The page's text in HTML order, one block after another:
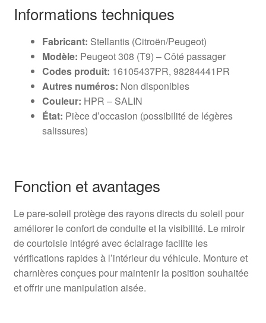
Informations techniques
Fabricant: Stellantis (Citroën/Peugeot)
Modèle: Peugeot 308 (T9) – Côté passager
Codes produit: 16105437PR, 98284441PR
Autres numéros: Non disponibles
Couleur: HPR – SALIN
État: Pièce d’occasion (possibilité de légères
salissures)
Fonction et avantages
Le pare-soleil protège des rayons directs du soleil pour
améliorer le confort de conduite et la visibilité. Le miroir
de courtoisie intégré avec éclairage facilite les
vérifications rapides à l’intérieur du véhicule. Monture et
charnières conçues pour maintenir la position souhaitée
et offrir une manipulation aisée.